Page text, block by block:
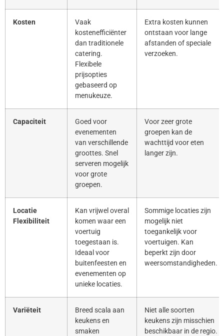
Kosten
Vaak
kostenefficiënter
dan traditionele
catering.
Flexibele
prijsopties
gebaseerd op
menukeuze.
Extra kosten kunnen
ontstaan voor lange
afstanden of speciale
verzoeken.
Capaciteit
Goed voor
evenementen
van verschillende
groottes. Snel
serveren mogelijk
voor grote
groepen.
Voor zeer grote
groepen kan de
wachttijd voor eten
langer zijn.
Locatie
Flexibiliteit
Kan vrijwel overal
komen waar een
voertuig
toegestaan is.
Ideaal voor
buitenfeesten en
evenementen op
unieke locaties.
Sommige locaties zijn
mogelijk niet
toegankelijk voor
voertuigen. Kan
beperkt zijn door
weersomstandigheden.
Variëteit
Breed scala aan
keukens en
smaken
Niet alle soorten
keukens zijn misschien
beschikbaar in de regio.